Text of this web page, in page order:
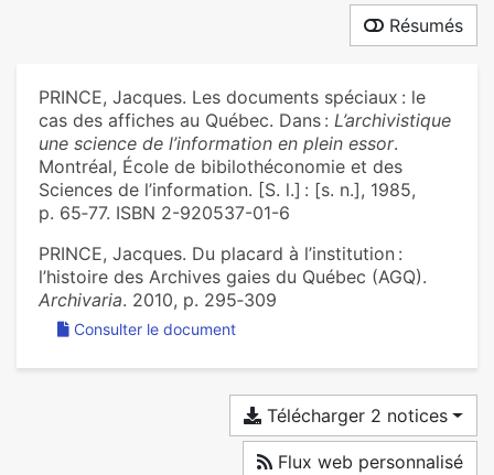
Résumés
PRINCE, Jacques. Les documents spéciaux : le
cas des affiches au Québec. Dans : L’archivistique
une science de l’information en plein essor.
Montréal, École de bibilothéconomie et des
Sciences de l’information. [S. l.] : [s. n.], 1985,
p. 65‑77. ISBN 2-920537-01-6
PRINCE, Jacques. Du placard à l’institution :
l’histoire des Archives gaies du Québec (AGQ).
Archivaria. 2010, p. 295‑309
Consulter le document
Télécharger 2 notices
Flux web personnalisé